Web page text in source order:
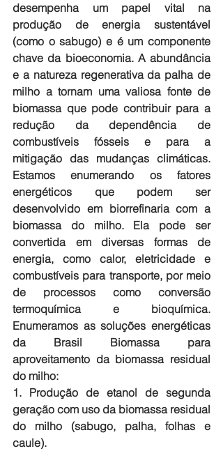
desempenha um papel vital na
produção de energia sustentável
(como o sabugo) e é um componente
chave da bioeconomia. A abundância
e a natureza regenerativa da palha de
milho a tornam uma valiosa fonte de
biomassa que pode contribuir para a
redução da dependência de
combustíveis fósseis e para a
mitigação das mudanças climáticas.
Estamos enumerando os fatores
energéticos que podem ser
desenvolvido em biorrefinaria com a
biomassa do milho. Ela pode ser
convertida em diversas formas de
energia, como calor, eletricidade e
combustíveis para transporte, por meio
de processos como conversão
termoquímica e bioquímica.
Enumeramos as soluções energéticas
da Brasil Biomassa para
aproveitamento da biomassa residual
do milho:
1. Produção de etanol de segunda
geração com uso da biomassa residual
do milho (sabugo, palha, folhas e
caule).